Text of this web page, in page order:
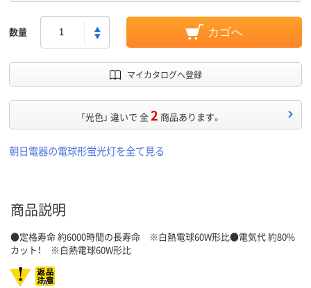
数量 カゴへ
マイカタログへ登録
「光色」 違いで 全2 商品あります。
朝日電器の電球形蛍光灯を全て見る
商品説明
●定格寿命 約6000時間の長寿命 ※白熱電球60W形比●電気代 約80%
カット！ ※白熱電球60W形比